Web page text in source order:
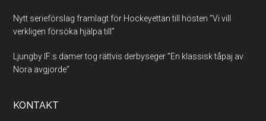
Nytt serieförslag framlagt för Hockeyettan till hösten ”Vi vill
verkligen försöka hjälpa till”
Ljungby IF:s damer tog rättvis derbyseger ”En klassisk tåpaj av
Nora avgjorde”
KONTAKT